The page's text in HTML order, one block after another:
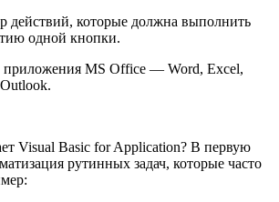
действий, которые должна выполнить
одной кнопки.
приложения MS Office — Word, Excel,
Visual Basic for Application? В первую
рутинных задач, которые часто